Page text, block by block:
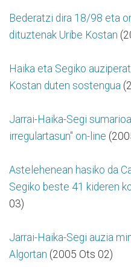
Bederatzi dira 18/98 eta
dituztenak Uribe Kostan
Haika eta Segiko
Kostan duten sostengua
Jarrai-Haika-Segi
irregulartasun" on-line
Astelehenean hasiko da
Segiko beste 41 kideren
03)
Jarrai-Haika-Segi auzia
Algortan (2005 Ots 02)